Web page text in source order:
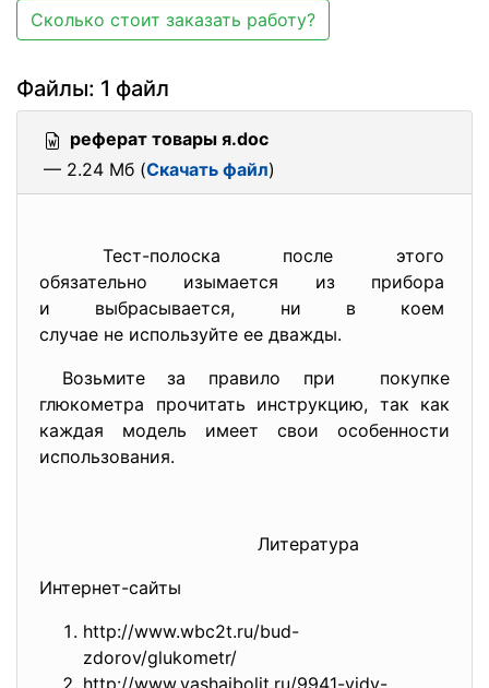
Сколько стоит заказать работу?
Файлы: 1 файл
реферат товары я.doc
— 2.24 Мб (Скачать файл)
Тест-полоска после этого
обязательно изымается из прибора
и выбрасывается, ни в коем
случае не используйте ее дважды.
Возьмите за правило при покупке
глюкометра прочитать инструкцию, так как
каждая модель имеет свои особенности
использования.
Литература
Интернет-сайты
http://www.wbc2t.ru/bud-
zdorov/glukometr/
http://www.vashaibolit.ru/9941-vidy-